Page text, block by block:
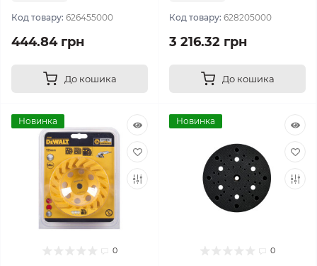
Код товару: 626455000
444.84 грн
До кошика
Код товару: 628205000
3 216.32 грн
До кошика
Новинка
0
Новинка
0